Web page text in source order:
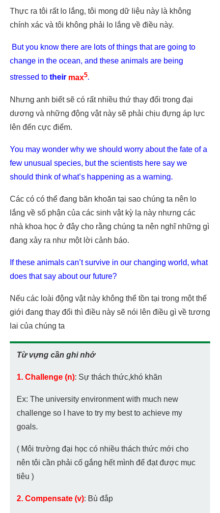
Thực ra tôi rất lo lắng, tôi mong dữ liệu này là không
chính xác và tôi không phải lo lắng về điều này.
But you know there are lots of things that are going to
change in the ocean, and these animals are being
stressed to their max5.
Nhưng anh biết sẽ có rất nhiều thứ thay đổi trong đại
dương và những động vật này sẽ phải chịu đựng áp lực
lên đến cực điểm.
You may wonder why we should worry about the fate of a
few unusual species, but the scientists here say we
should think of what’s happening as a warning.
Các có có thể đang băn khoăn tại sao chúng ta nên lo
lắng về số phận của các sinh vật kỳ lạ này nhưng các
nhà khoa học ở đây cho rằng chúng ta nên nghĩ những gì
đang xảy ra như một lời cảnh báo.
If these animals can’t survive in our changing world, what
does that say about our future?
Nếu các loài động vật này không thể tồn tại trong một thế
giới đang thay đổi thì điều này sẽ nói lên điều gì về tương
lai của chúng ta
Từ vựng cần ghi nhớ
1. Challenge (n): Sự thách thức,khó khăn
Ex: The university environment with much new
challenge so I have to try my best to achieve my
goals.
( Môi trường đại học có nhiều thách thức mới cho
nên tôi cần phải cố gắng hết mình để đạt được mục
tiêu )
2. Compensate (v): Bù đắp